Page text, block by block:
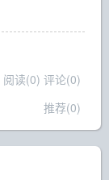
阅读(0) 评论(0)
推荐(0)